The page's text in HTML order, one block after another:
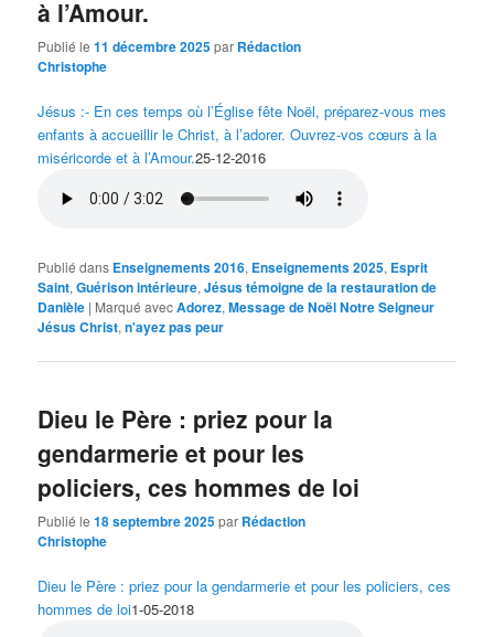
à l’Amour.
Publié le11 décembre 2025par Rédaction
Christophe
Jésus :- En ces temps où l’Église fête Noël, préparez-vous mes
enfants à accueillir le Christ, à l’adorer. Ouvrez-vos cœurs à la
miséricorde et à l’Amour.25-12-2016
Publié dans Enseignements 2016, Enseignements 2025, Esprit
Saint,Guérison intérieure,Jésus témoigne de la restauration de
Danièle | Marqué avecAdorez,Message de Noël Notre Seigneur
Jésus Christ,n'ayez pas peur
Dieu le Père : priez pour la
gendarmerie et pour les
policiers, ces hommes de loi
Publié le18 septembre 2025par Rédaction
Christophe
Dieu le Père : priez pour la gendarmerie et pour les policiers, ces
hommes de loi1-05-2018